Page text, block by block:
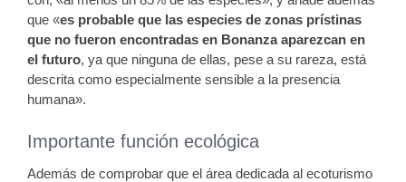
que «es probable que las especies de zonas prístinas
que no fueron encontradas en Bonanza aparezcan en
el futuro, ya que ninguna de ellas, pese a su rareza, está
descrita como especialmente sensible a la presencia
humana».
Importante función ecológica
Además de comprobar que el área dedicada al ecoturismo